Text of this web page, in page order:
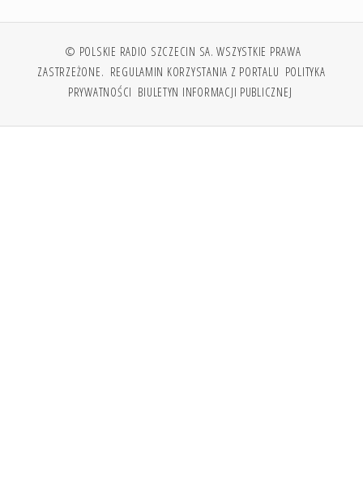
© POLSKIE RADIO SZCZECIN SA. WSZYSTKIE PRAWA
ZASTRZEŻONE. REGULAMIN KORZYSTANIA Z PORTALU POLITYKA
PRYWATNOŚCI BIULETYN INFORMACJI PUBLICZNEJ